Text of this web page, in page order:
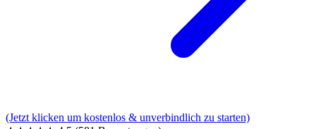
(Jetzt klicken um kostenlos & unverbindlich zu starten)